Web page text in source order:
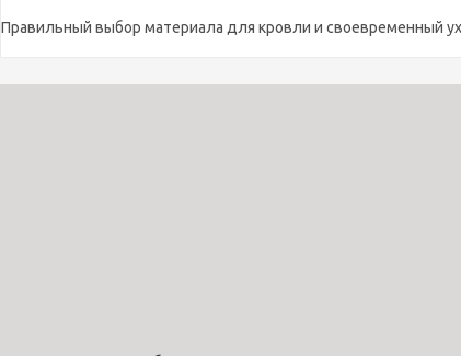
Правильный выбор материала для кровли и своевременный